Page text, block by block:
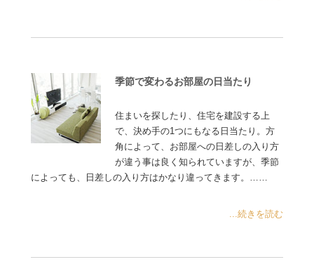
季節で変わるお部屋の日当たり
住まいを探したり、住宅を建設する上
で、決め手の1つにもなる日当たり。方
角によって、お部屋への日差しの入り方
が違う事は良く知られていますが、季節
によっても、日差しの入り方はかなり違ってきます。……
...続きを読む